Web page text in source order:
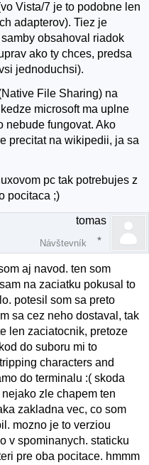
Vista/7 je to podobne len
adapterov). Tiez je
obsahoval riadok
ako ty chces, predsa
jednoduchsi).
File Sharing) na
microsoft ma uplne
nebude fungovat. Ako
precitat na wikipedii, ja sa
pc tak potrebujes z
pocitaca ;)
tomas
Návštevník
aj navod. ten som
na zaciatku pokusal to
potesil som sa preto
sa cez neho dostaval, tak
len zaciatocnik, pretoze
do suboru mi to
characters and
do terminalu :( skoda
zle chapem ten
zakladna vec, co som
mozno je to verziou
v spominanych. staticku
pre oba pocitace. hmmm